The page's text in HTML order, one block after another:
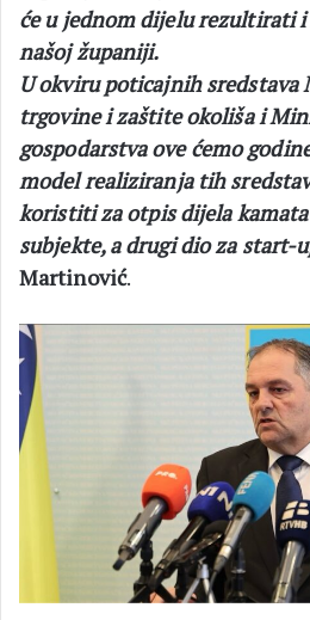
će u jednom dijelu rezultirati
našoj županiji.
U okviru poticajnih
trgovine i zaštite okoliša i
gospodarstva ove ćemo
model realiziranja tih
koristiti za otpis dijela kamata
subjekte, a drugi dio za start-
Martinović.